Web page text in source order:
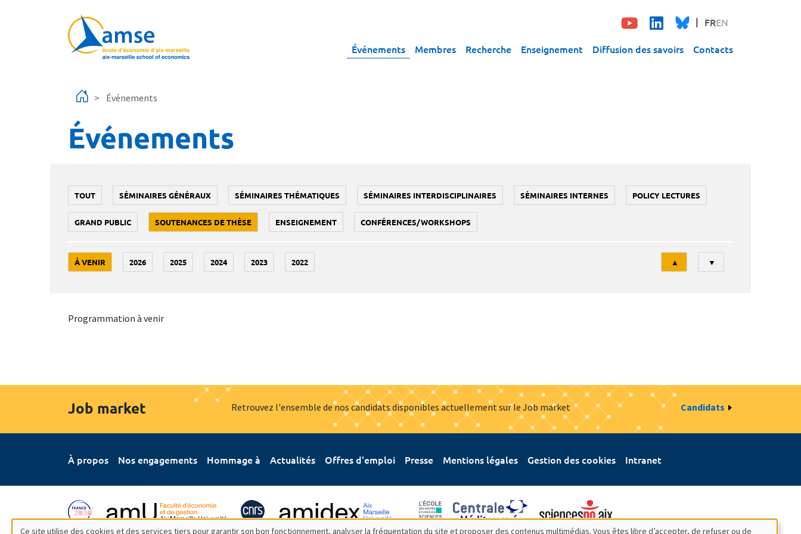
FREN
Événements Membres Recherche Enseignement Diffusion des savoirs Contacts
Événements
Événements
TOUT SÉMINAIRES GÉNÉRAUX SÉMINAIRES THÉMATIQUES SÉMINAIRES INTERDISCIPLINAIRES SÉMINAIRES INTERNES POLICY LECTURES
GRAND PUBLIC SOUTENANCES DE THÈSE ENSEIGNEMENT CONFÉRENCES/WORKSHOPS
À VENIR 2026 2025 2024 2023 2022
Tri
▲ ▼
Programmation à venir
Job market Retrouvez l'ensemble de nos candidats disponibles actuellement sur le Job market Candidats
À propos Nos engagements Hommage à Actualités Offres d'emploi Presse Mentions légales Gestion des cookies Intranet
Ce site utilise des cookies et des services tiers pour garantir son bon fonctionnement, analyser la fréquentation du site et proposer des contenus multimédias. Vous êtes libre d’accepter, de refuser ou de